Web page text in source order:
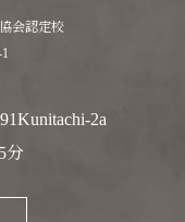
会認定校
2a
分